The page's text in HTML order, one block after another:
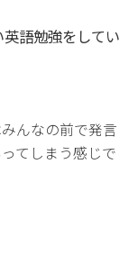
語勉強をしてい
んなの前で発言
てしまう感じで